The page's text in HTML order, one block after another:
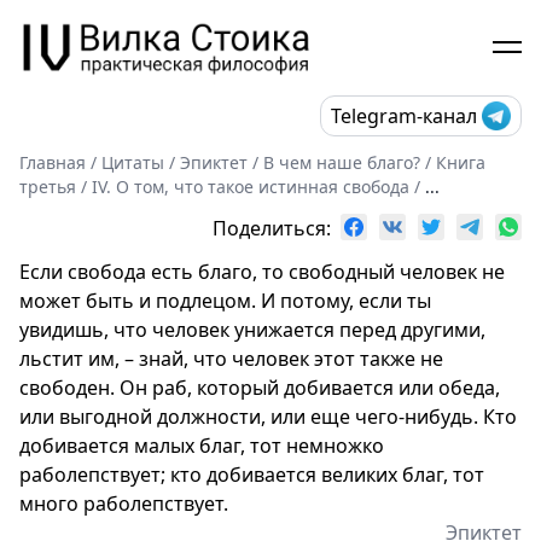
Telegram-канал
Главная / Цитаты / Эпиктет / В чем наше благо? / Книга
третья / IV. О том, что такое истинная свобода / ...
Поделиться:
Если свобода есть благо, то свободный человек не
может быть и подлецом. И потому, если ты
увидишь, что человек унижается перед другими,
льстит им, – знай, что человек этот также не
свободен. Он раб, который добивается или обеда,
или выгодной должности, или еще чего-нибудь. Кто
добивается малых благ, тот немножко
раболепствует; кто добивается великих благ, тот
много раболепствует.
Эпиктет